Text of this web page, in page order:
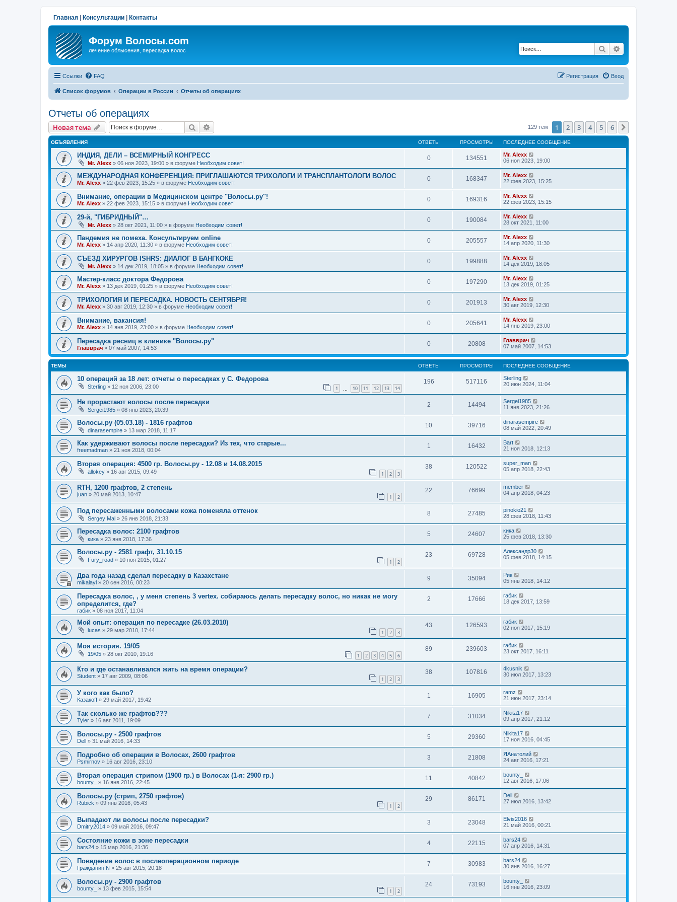
Главная Консультации Контакты
Форум Волосы.com
лечение облысения, пересадка волос Поиск
Ссылки FAQ Вход
Регистрация
Список форумов Операции в России Отчеты об операциях
Отчеты об операциях
Новая тема Поиск 129 тем 1 2 3 4 5 6
ОБЪЯВЛЕНИЯ ОТВЕТЫ ПРОСМОТРЫ ПОСЛЕДНЕЕ СООБЩЕНИЕ
ИНДИЯ, ДЕЛИ – ВСЕМИРНЫЙ КОНГРЕСС
Mr. Alexx » 06 ноя 2023, 19:00 » в форуме Необходим совет!
0 134551
Mr. Alexx
06 ноя 2023, 19:00
МЕЖДУНАРОДНАЯ КОНФЕРЕНЦИЯ: ПРИГЛАШАЮТСЯ ТРИХОЛОГИ И ТРАНСПЛАНТОЛОГИ ВОЛОС
Mr. Alexx » 22 фев 2023, 15:25 » в форуме Необходим совет!
0 168347
Mr. Alexx
22 фев 2023, 15:25
Внимание, операции в Медицинском центре "Волосы.ру"!
Mr. Alexx » 22 фев 2023, 15:15 » в форуме Необходим совет!
0 169316
Mr. Alexx
22 фев 2023, 15:15
29-й, "ГИБРИДНЫЙ"…
Mr. Alexx » 28 окт 2021, 11:00 » в форуме Необходим совет!
0 190084
Mr. Alexx
28 окт 2021, 11:00
Пандемия не помеха. Консультируем online
Mr. Alexx » 14 апр 2020, 11:30 » в форуме Необходим совет!
0 205557
Mr. Alexx
14 апр 2020, 11:30
СЪЕЗД ХИРУРГОВ ISHRS: ДИАЛОГ В БАНГКОКЕ
Mr. Alexx » 14 дек 2019, 18:05 » в форуме Необходим совет!
0 199888
Mr. Alexx
14 дек 2019, 18:05
Мастер-класс доктора Федорова
Mr. Alexx » 13 дек 2019, 01:25 » в форуме Необходим совет!
0 197290
Mr. Alexx
13 дек 2019, 01:25
ТРИХОЛОГИЯ И ПЕРЕСАДКА. НОВОСТЬ СЕНТЯБРЯ!
Mr. Alexx » 30 авг 2019, 12:30 » в форуме Необходим совет!
0 201913
Mr. Alexx
30 авг 2019, 12:30
Внимание, вакансия!
Mr. Alexx » 14 янв 2019, 23:00 » в форуме Необходим совет!
0 205641
Mr. Alexx
14 янв 2019, 23:00
Пересадка ресниц в клинике "Волосы.ру"
Главврач » 07 май 2007, 14:53
0 20808
Главврач
07 май 2007, 14:53
ТЕМЫ ОТВЕТЫ ПРОСМОТРЫ ПОСЛЕДНЕЕ СООБЩЕНИЕ
10 операций за 18 лет: отчеты о пересадках у С. Федорова
Sterling » 12 ноя 2006, 23:00 1 10 11 12 13 14
196 517116
Sterling
20 июн 2024, 11:04
Не прорастают волосы после пересадки
Sergei1985 » 08 янв 2023, 20:39
2 14494
Sergei1985
11 янв 2023, 21:26
Волосы.ру (05.03.18) - 1816 графтов
dinarasempire » 13 мар 2018, 11:17
10 39716
dinarasempire
08 май 2022, 20:49
Как удерживают волосы после пересадки? Из тех, что старые...
freemadman » 21 ноя 2018, 00:04
1 16432
Bart
21 ноя 2018, 12:13
Вторая операция: 4500 гр. Волосы.ру - 12.08 и 14.08.2015
allokey » 16 авг 2015, 09:49 1 2 3
38 120522
super_man
05 апр 2018, 22:43
RTH, 1200 графтов, 2 степень
juan » 20 май 2013, 10:47 1 2
22 76699
member
04 апр 2018, 04:23
Под пересаженными волосами кожа поменяла оттенок
Sergey Mal » 26 янв 2018, 21:33
8 27485
pinokio21
28 фев 2018, 11:43
Пересадка волос: 2100 графтов
кика » 23 янв 2018, 17:36
5 24607
кика
25 фев 2018, 13:30
Волосы.ру - 2581 графт, 31.10.15
Fury_road » 10 ноя 2015, 01:27 1 2
23 69728
Александр30
05 фев 2018, 14:15
Два года назад сделал пересадку в Казахстане
mikalayl » 20 сен 2016, 00:23
9 35094
Рик
05 янв 2018, 14:12
Пересадка волос, , у меня степень 3 vertex. собираюсь делать пересадку волос, но никак не могу
определится, где?
габик » 08 ноя 2017, 11:04
2 17666
габик
18 дек 2017, 13:59
Мой опыт: операция по пересадке (26.03.2010)
lucas » 29 мар 2010, 17:44 1 2 3
43 126593
габик
02 ноя 2017, 15:19
Моя история. 19/05
19/05 » 28 окт 2010, 19:16 1 2 3 4 5 6
89 239603
габик
23 окт 2017, 16:11
Кто и где останавливался жить на время операции?
Student » 17 авг 2009, 08:06 1 2 3
38 107816
4kusnik
30 июл 2017, 13:23
У кого как было?
Казакoff » 29 май 2017, 19:42
1 16905
ramz
21 июн 2017, 23:14
Так сколько же графтов???
Tyler » 16 авг 2011, 19:09
7 31034
Nikita17
09 апр 2017, 21:12
Волосы.ру - 2500 графтов
Dell » 31 май 2016, 14:33
5 29360
Nikita17
17 ноя 2016, 04:45
Подробно об операции в Волосах, 2600 графтов
Psmirnov » 16 авг 2016, 23:10
3 21808
ЯАнатолий
24 авг 2016, 17:21
Вторая операция стрипом (1900 гр.) в Волосах (1-я: 2900 гр.)
bounty_ » 16 янв 2016, 22:45
11 40842
bounty_
12 авг 2016, 17:06
Волосы.ру (стрип, 2750 графтов)
Rubick » 09 янв 2016, 05:43 1 2
29 86171
Dell
27 июл 2016, 13:42
Выпадают ли волосы после пересадки?
Dmitry2014 » 09 май 2016, 09:47
3 23048
Elvis2016
21 май 2016, 00:21
Состояние кожи в зоне пересадки
bars24 » 15 мар 2016, 21:36
4 22115
bars24
07 апр 2016, 14:31
Поведение волос в послеоперационном периоде
Гражданин N » 25 авг 2015, 20:18
7 30983
bars24
30 янв 2016, 16:27
Волосы.ру - 2900 графтов
bounty_ » 13 фев 2015, 15:54 1 2
24 73193
bounty_
16 янв 2016, 23:09